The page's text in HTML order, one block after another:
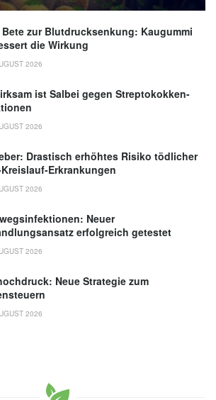
Bete zur Blutdrucksenkung: Kaugummi
die Wirkung
2026
ist Salbei gegen Streptokokken-
2026
Drastisch erhöhtes Risiko tödlicher
Kreislauf-Erkrankungen
2026
Neuer
erfolgreich getestet
2026
Neue Strategie zum
2026